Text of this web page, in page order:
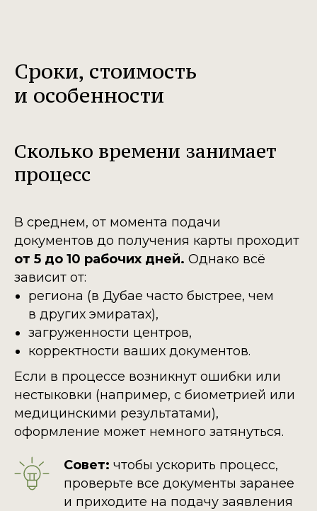
Сроки, стоимость
и особенности
Сколько времени занимает
процесс
В среднем, от момента подачи
документов до получения карты проходит
от 5 до 10 рабочих дней. Однако всё
зависит от:
региона (в Дубае часто быстрее, чем
в других эмиратах),
загруженности центров,
корректности ваших документов.
Если в процессе возникнут ошибки или
нестыковки (например, с биометрией или
медицинскими результатами),
оформление может немного затянуться.
Совет: чтобы ускорить процесс,
проверьте все документы заранее
и приходите на подачу заявления